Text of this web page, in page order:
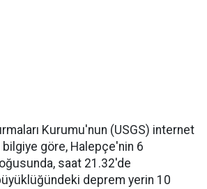
Kurumu'nun (USGS) internet
göre, Halepçe'nin 6
saat 21.32'de
deprem yerin 10